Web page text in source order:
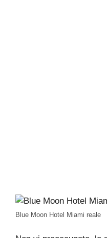
Blue Moon Hotel Miami reale